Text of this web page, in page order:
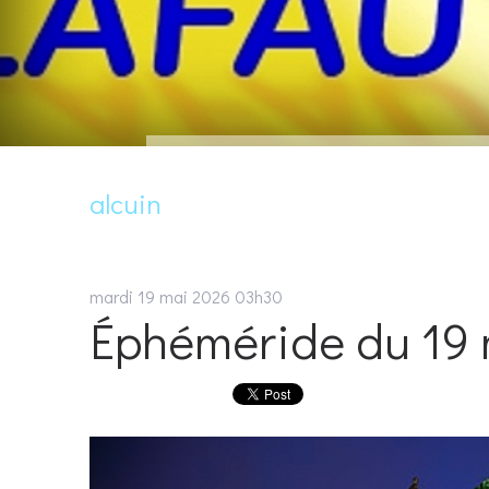
alcuin
mardi 19 mai 2026 03h30
Éphéméride du 19